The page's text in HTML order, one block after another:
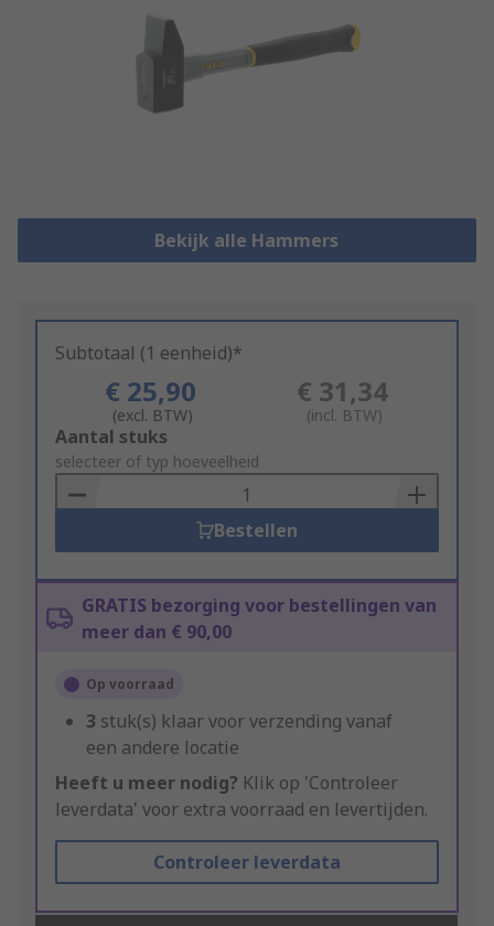
Bekijk alle Hammers
Subtotaal (1 eenheid)*
€ 25,90
(excl. BTW)
€ 31,34
(incl. BTW)
Add
to
Basket
Aantal stuks
selecteer of typ hoeveelheid
Bestellen
GRATIS bezorging voor bestellingen van
meer dan € 90,00
Op voorraad
3 stuk(s) klaar voor verzending vanaf
een andere locatie
Heeft u meer nodig? Klik op 'Controleer
leverdata' voor extra voorraad en levertijden.
Controleer leverdata